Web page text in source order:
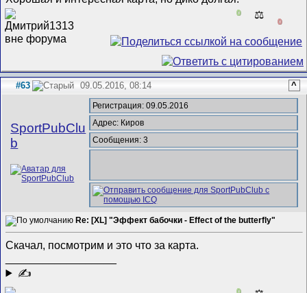
0 ⚖️
0
#63 09.05.2016, 08:14 ^
SportPubClu
b
Регистрация: 09.05.2016
Адрес: Киров
Сообщения: 3
Re: [XL] "Эффект бабочки - Effect of the butterfly"
Скачал, посмотрим и это что за карта.
✍
0